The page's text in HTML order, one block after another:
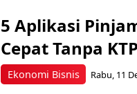
Ekonomi Bisnis
5 Aplikasi
Cepat Tanpa
Rabu, 11